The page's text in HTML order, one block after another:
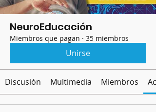
NeuroEducación
Miembros que pagan · 35 miembros
Unirse
Discusión Multimedia Miembros